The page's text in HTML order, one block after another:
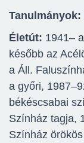
Tanulmányok:
Életút: 1941–
később az
a Áll.
a győri,
békéscsabai
Színház tagja,
Színház